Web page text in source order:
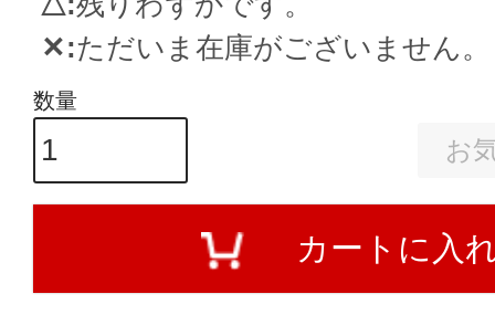
✕ ただいま在庫がございません。
お
カートに入